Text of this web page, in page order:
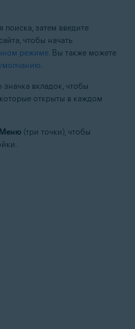
поиска, затем введите
чтобы начать
режиме. Вы также можете
.
значка вкладок, чтобы
открыты в каждом
Меню(три точки), чтобы